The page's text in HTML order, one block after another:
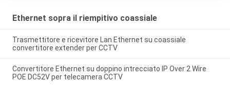
Ethernet sopra il riempitivo coassiale
Trasmettitore e ricevitore Lan Ethernet su coassiale
convertitore extender per CCTV
Convertitore Ethernet su doppino intrecciato IP Over 2 Wire
POE DC52V per telecamera CCTV